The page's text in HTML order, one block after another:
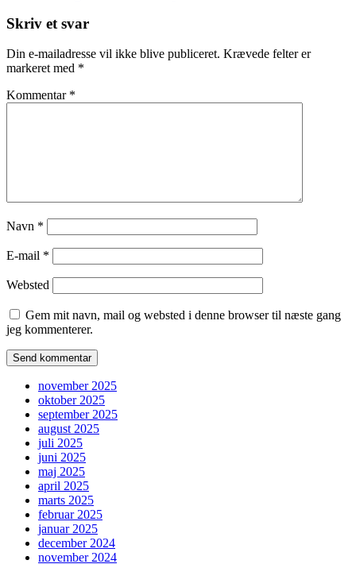
Skriv et svar
Din e-mailadresse vil ikke blive publiceret. Krævede felter er
markeret med *
Kommentar *
Navn *
E-mail *
Websted
Gem mit navn, mail og websted i denne browser til næste gang
jeg kommenterer.
november 2025
oktober 2025
september 2025
august 2025
juli 2025
juni 2025
maj 2025
april 2025
marts 2025
februar 2025
januar 2025
december 2024
november 2024